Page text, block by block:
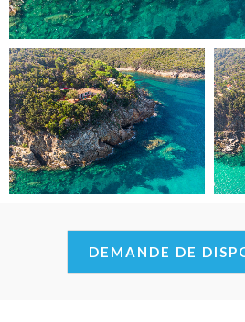
DEMANDE DE